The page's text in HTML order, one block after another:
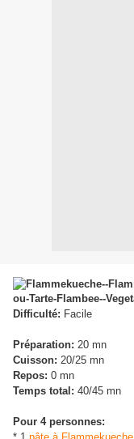
Difficulté: Facile
Préparation: 20 mn
Cuisson: 20/25 mn
Repos: 0 mn
Temps total: 40/45 mn
Pour 4 personnes: